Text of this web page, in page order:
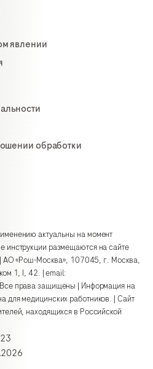
явлении
обработки
актуальны на момент
инструкции размещаются на сайте
АО «Рош-Москва», 107045, г. Москва,
1, I, 42. | email:
права защищены | Информация на
для медицинских работников. | Сайт
находящихся в Российской